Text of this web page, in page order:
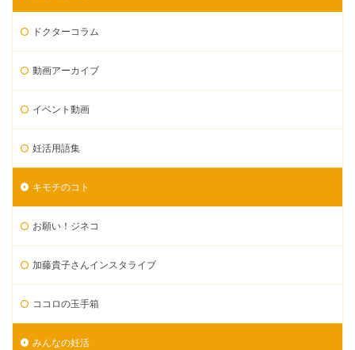
ドクターコラム
動画アーカイブ
イベント動画
妊活用語集
キモチのコト
お願い！ジネコ
加藤貴子さんインスタライブ
ココロの玉手箱
みんなの妊活